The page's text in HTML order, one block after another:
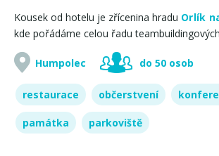
Kousek od hotelu je zřícenina hradu Orlík
kde pořádáme celou řadu
Humpolec do 50 osob
restaurace občerstvení
památka parkoviště